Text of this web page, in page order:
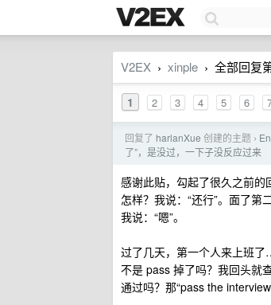
V2EX › xinple › 全部回复
1 2 3 4 5 6
回复了 harlanXue 创建的主题 ›
了”，是没过，一下子没反应过来
感谢此贴，勾起了很久之前
怎样？我说：“还行”。面了第
我说：“嗯”。
过了几天，第一个人来上班
不是 pass 掉了吗？我回头就
通过吗？那“pass the